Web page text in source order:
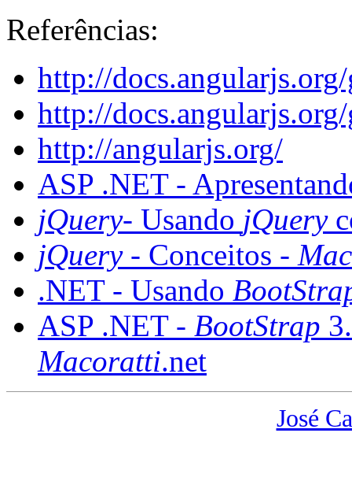
Referências:
http://
http://
http://angularjs.org/
ASP .NET -
jQuery- Usando jQuery
jQuery- Conceitos -
.NET - Usando
ASP .NET - BootStrap
Macoratti.net
José